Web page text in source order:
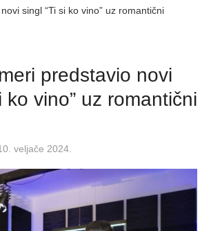
singl “Ti si ko vino” uz romantični
predstavio novi
ko vino” uz romantični
veljače 2024.